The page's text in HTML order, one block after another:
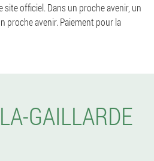
officiel. Dans un proche avenir, un
proche avenir. Paiement pour la
GAILLARDE